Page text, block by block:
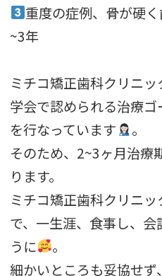
重度の症例、骨が硬く
~3年
ミチコ矯正歯科クリニ
学会で認められる治療
を行なっています
。
そのため、2~3ヶ月治療
ります。
ミチコ矯正歯科クリニ
で、一生涯、食事し、
うに
。
細かいところも妥協せ